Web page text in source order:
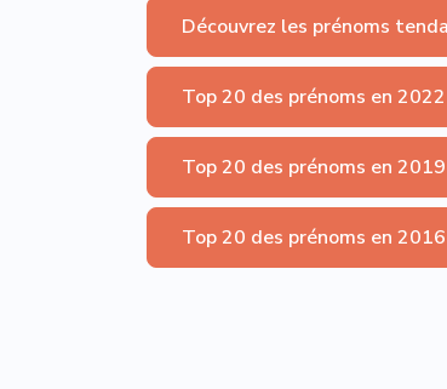
Découvrez les prénoms
Top 20 des prénoms en 2022
Top 20 des prénoms en 2019
Top 20 des prénoms en 2016